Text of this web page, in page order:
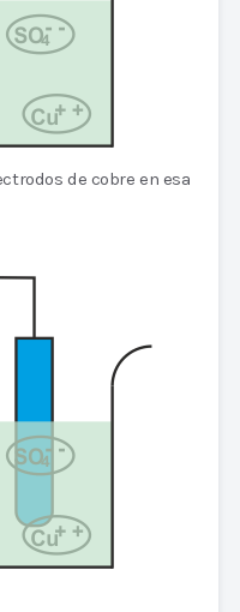
de cobre en esa